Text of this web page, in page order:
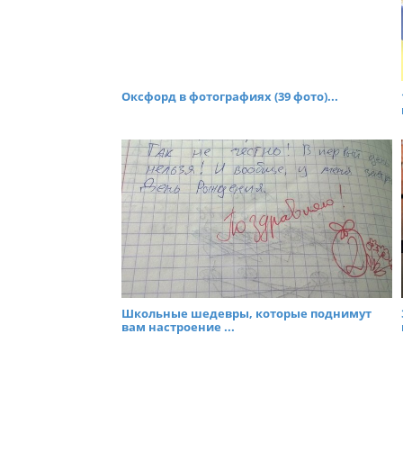
Оксфорд в фотографиях (39 фото)...
Школьные шедевры, которые поднимут
вам настроение ...